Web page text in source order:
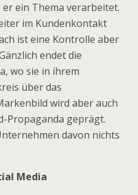
ein Thema verarbeitet.
im Kundenkontakt
ist eine Kontrolle aber
endet die
wo sie in ihrem
über das
wird aber auch
Propaganda geprägt.
davon nichts
Media